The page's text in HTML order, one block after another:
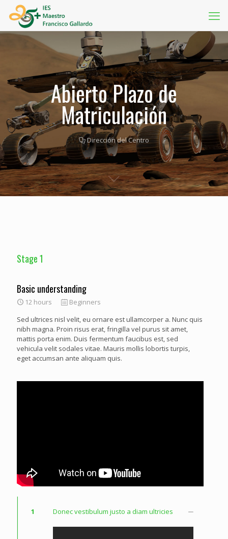
Abierto Plazo de
Matriculación
Dirección del Centro
Stage 1
Basic understanding
12 hours
Beginners
Sed ultrices nisl velit, eu ornare est ullamcorper a. Nunc quis
nibh magna. Proin risus erat, fringilla vel purus sit amet,
mattis porta enim. Duis fermentum faucibus est, sed
vehicula velit sodales vitae. Mauris mollis lobortis turpis,
eget accumsan ante aliquam quis.
1 Donec vestibulum justo a diam ultricies